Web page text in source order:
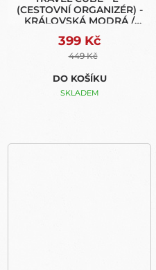
(CESTOVNÍ ORGANIZÉR) -
KRÁLOVSKÁ MODRÁ /
399 Kč
449 Kč
DO KOŠÍKU
SKLADEM